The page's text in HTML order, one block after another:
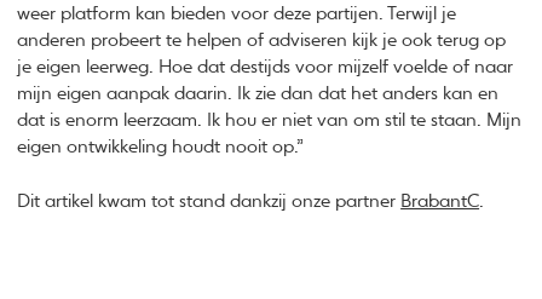
weer platform kan bieden voor deze partijen. Terwijl je
anderen probeert te helpen of adviseren kijk je ook terug op
je eigen leerweg. Hoe dat destijds voor mijzelf voelde of naar
mijn eigen aanpak daarin. Ik zie dan dat het anders kan en
dat is enorm leerzaam. Ik hou er niet van om stil te staan. Mijn
eigen ontwikkeling houdt nooit op.”
Dit artikel kwam tot stand dankzij onze partner BrabantC